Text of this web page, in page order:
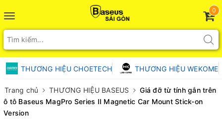
Toggle
navigation
0
THƯƠNG HIỆU CHOETECH THƯƠNG HIỆU WEKOME
Trang chủ THƯƠNG HIỆU BASEUS
Giá đỡ từ tính gắn trên
ô tô Baseus MagPro Series II Magnetic Car Mount Stick-on
Version